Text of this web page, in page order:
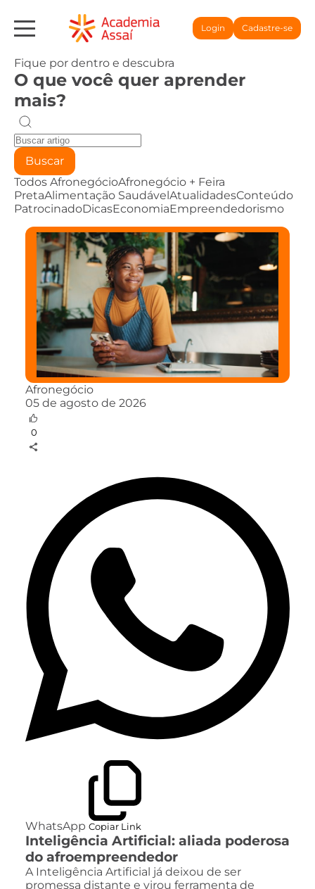
Login Cadastre-se
Fique por dentro e descubra
O que você quer aprender
mais?
Buscar
Todos AfronegócioAfronegócio + Feira
PretaAlimentação SaudávelAtualidadesConteúdo
PatrocinadoDicasEconomiaEmpreendedorismo
Afronegócio
05 de agosto de 2026
0
WhatsApp Copiar Link
Inteligência Artificial: aliada poderosa
do afroempreendedor
A Inteligência Artificial já deixou de ser
promessa distante e virou ferramenta de